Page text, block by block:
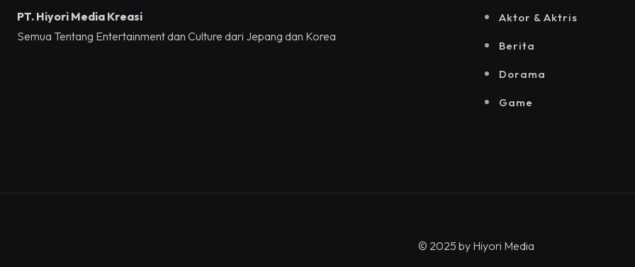
PT. Hiyori Media Kreasi
Semua Tentang Entertainment dan Culture dari Jepang dan Korea
Aktor & Aktris
Berita
Dorama
Game
© 2025 by Hiyori Media